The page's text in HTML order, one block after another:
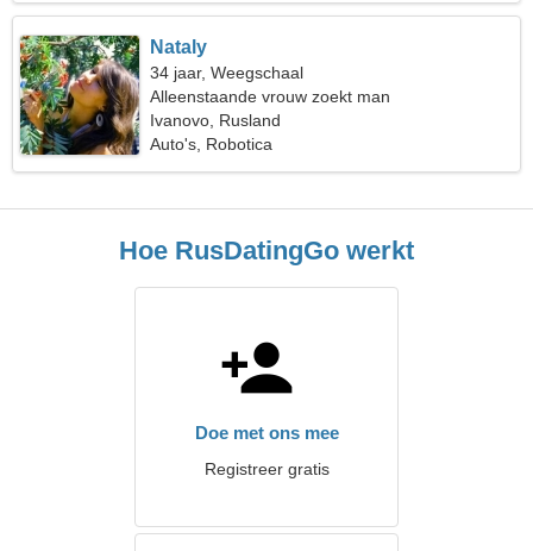
Nataly
34 jaar, Weegschaal
Alleenstaande vrouw zoekt man
Ivanovo, Rusland
Auto's, Robotica
Hoe RusDatingGo werkt
Doe met ons mee
Registreer gratis